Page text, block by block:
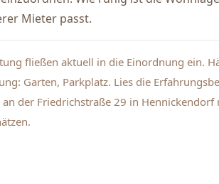
Mieter passt.
fließen aktuell in die Einordnung ein.
Garten, Parkplatz. Lies die
der Friedrichstraße 29 in Hennickendorf